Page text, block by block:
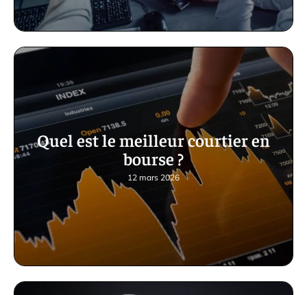
Quel est le meilleur courtier en
bourse ?
12 mars 2026